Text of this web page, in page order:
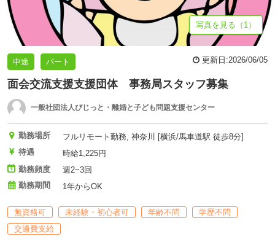
写真を見る（1）
中途 パート 更新日:2026/06/05
面会交流支援支援団体 事務局スタッフ募集
一般社団法人びじっと・離婚と子ども問題支援センター
勤務場所
フルリモート勤務, 神奈川 [横浜/馬車道駅 徒歩8分]
待遇
時給1,225円
勤務頻度
週2~3回
勤務期間
1年からOK
無資格可 未経験・初心者可 年齢不問
学歴不問
交通費支給